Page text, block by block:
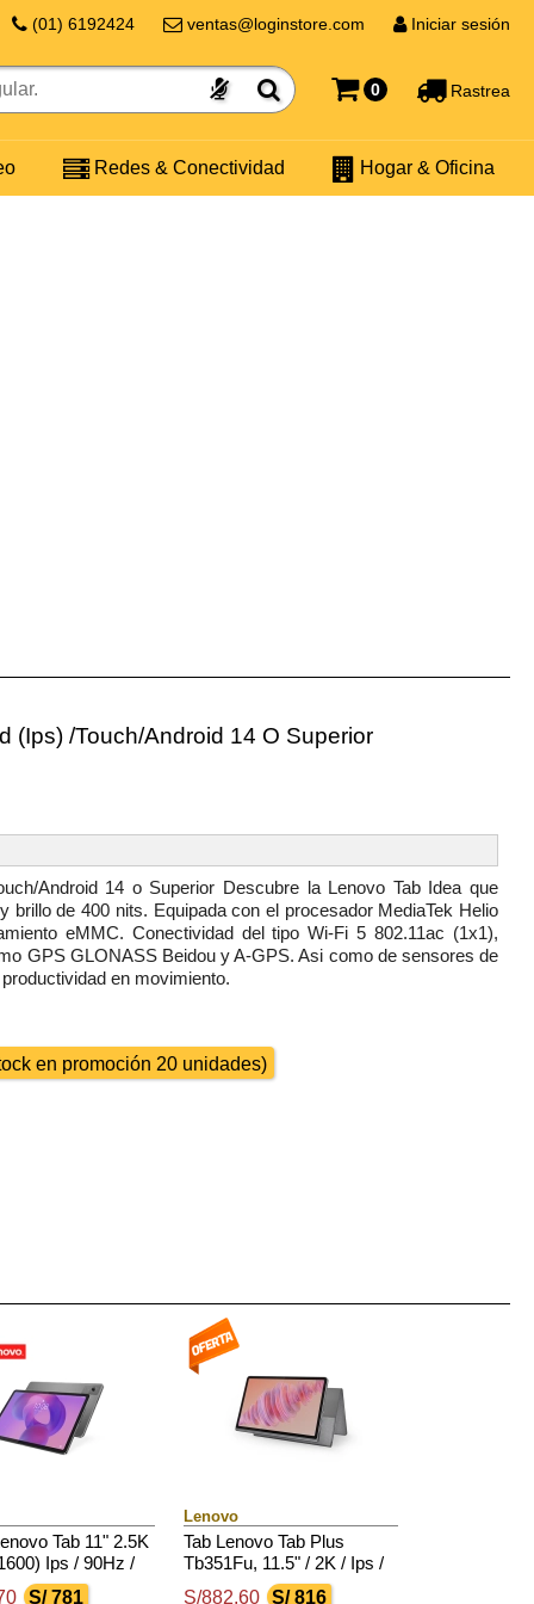
(01) 6192424 ventas@loginstore.com Iniciar sesión
0 Rastrea
Redes & Conectividad Hogar & Oficina
(Ips) /Touch/Android 14 O Superior
Android 14 o Superior Descubre la Lenovo Tab Idea que
de 400 nits. Equipada con el procesador MediaTek Helio
eMMC. Conectividad del tipo Wi-Fi 5 802.11ac (1x1),
GPS GLONASS Beidou y A-GPS. Asi como de sensores de
en movimiento.
en promoción 20 unidades)
Tab 11" 2.5K
Ips / 90Hz /
4Gb Ram / 128Gb
S/ 781
Lenovo
Tab Lenovo Tab Plus
Tb351Fu, 11.5" / 2K / Ips /
Touch / Android 14 O Sup /
S/882.60 S/ 816